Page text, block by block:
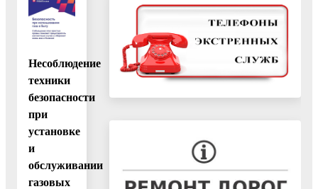
Несоблюдение
техники
безопасности
при
установке
и
обслуживании
газовых